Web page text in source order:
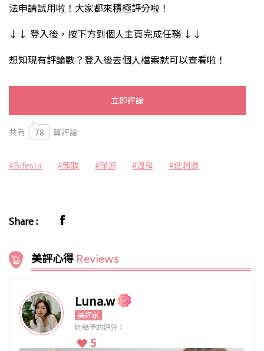
法申請試用啦！大家都來積極評分啦！
↓↓ 登入後，按下方到個人主頁完成任務 ↓↓
想知現有評論數？登入後去個人檔案就可以查看啦！
立即評論
共有 78 篇評論
#Bifesta #卸妝 #保濕 #溫和 #低刺激
Share :
美評心得 Reviews
Luna.w
美評家
她給予的評分：
5